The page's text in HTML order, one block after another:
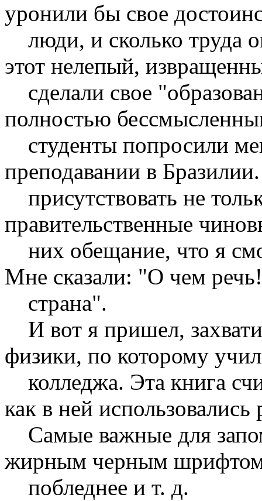
уронили бы свое
люди, и сколько труда
этот нелепый,
сделали свое
полностью
студенты попросили
преподавании в
присутствовать не
правительственные
них обещание, что я
Мне сказали: "О чем
страна".
И вот я пришел,
физики, по которому
колледжа. Эта книга
как в ней
Самые важные для
жирным черным
побледнее и т. д.